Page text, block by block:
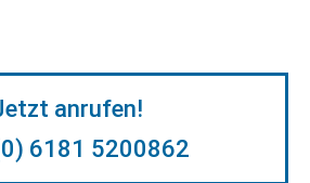
anrufen!
6181 5200862